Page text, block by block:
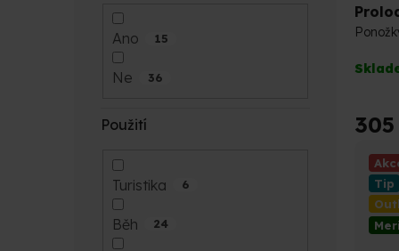
Ano 15
Ne 36
Použití
Turistika 6
Běh 24
je
5,0
Tip